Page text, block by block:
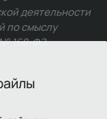
деятельности
по смыслу
№ 168-ФЗ.